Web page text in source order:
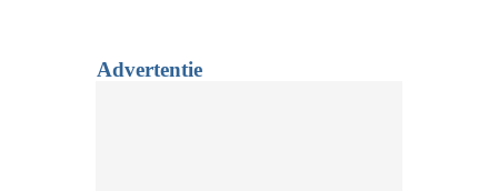
Advertentie